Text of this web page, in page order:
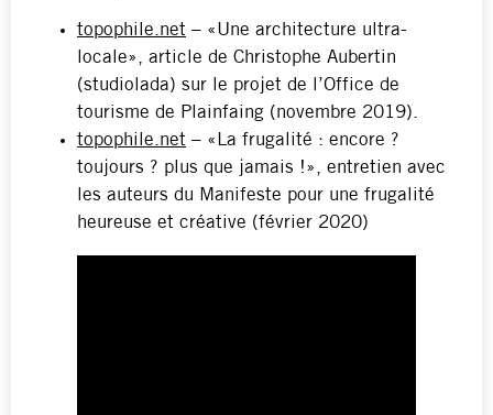
topophile.net – «Une architecture ultra-
locale», article de Christophe Aubertin
(studiolada) sur le projet de l’Office de
tourisme de Plainfaing (novembre 2019).
topophile.net – «La frugalité : encore ?
toujours ? plus que jamais !», entretien avec
les auteurs du Manifeste pour une frugalité
heureuse et créative (février 2020)